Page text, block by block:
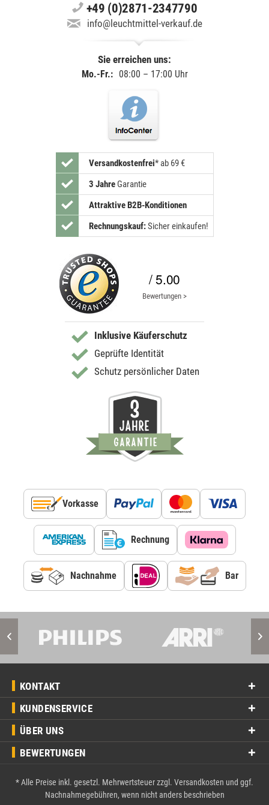
+49 (0)2871-2347790
info@leuchtmittel-verkauf.de
Sie erreichen uns:
Mo.-Fr.: 08:00 – 17:00 Uhr
Versandkostenfrei* ab 69 €
3 JahreGarantie
Attraktive B2B-Konditionen
Rechnungskauf:Sicher einkaufen!
/ 5.00
Bewertungen >
Inklusive Käuferschutz
Geprüfte Identität
Schutz persönlicher Daten
Vorkasse
Rechnung
Nachnahme Bar
KONTAKT
KUNDENSERVICE
ÜBER UNS
BEWERTUNGEN
* Alle Preise inkl. gesetzl. Mehrwertsteuer zzgl. Versandkosten und ggf.
Nachnahmegebühren, wenn nicht anders beschrieben